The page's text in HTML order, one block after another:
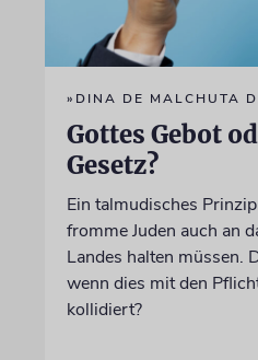
»DINA DE MALCHUTA
Gottes Gebot
Gesetz?
Ein talmudisches
fromme Juden auch an
Landes halten müssen.
wenn dies mit den
kollidiert?